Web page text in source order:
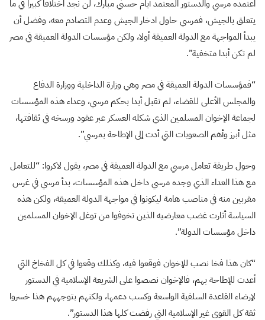
اعتمده مرسي والدستور المعتمد أيام حسني مبارك، لن نجد اختلافا كبيرا في ما
يتعلق بالجيش، فمرسي حاول ادخار الجيش وعدم التصادم معه، وفضل أن
يبدأ المواجهة مع الدولة العميقة أولا، ولكن مؤسسات الدولة العميقة في مصر
لم تكن أبدا متخفية”.
“فمؤسسات الدولة العميقة في مصر وهي وزارة الداخلية ووزارة الدفاع
والمجلس الأعلى للقضاء، لم تقبل أبدا بحكم مرسي، وعداء هذه المؤسسات
لجماعة الإخوان المسلمين الذي شكله العسكر عبر عقود ورسخه في ثقافتها،
مثل أبرز وأهم الصعوبات التي أدت إلى الإطاحة بمرسي”.
وحول طريقة تعامل مرسي مع الدولة العميقة في مصر، يقول لاكروا: “للتعامل
مع هذا العداء الذي وجده مرسي داخل هذه المؤسسات، بدأ مرسي في غرس
مقربين منه في مناصب هامة ليكونوا في مواجهة الدولة العميقة، ولكن هذه
السياسة أثارت غضب معارضيه الذين تخوفوا من توغل الإخوان المسلمين
داخل مؤسسات الدولة”.
“كان هذا فخا نصب للإخوان فوقعوا فيه، وكذلك وقعوا في كل الفخاخ التي
أعدت للإطاحة بهم، فالإخوان نصصوا على الشريعة الإسلامية في الدستور
لإرضاء القاعدة السلفية الواسعة وكسب دعمها، ولكنهم بتوجههم هذا خسروا
ثقة كل القوى غير الإسلامية التي رفضت كلها هذا الدستور”.